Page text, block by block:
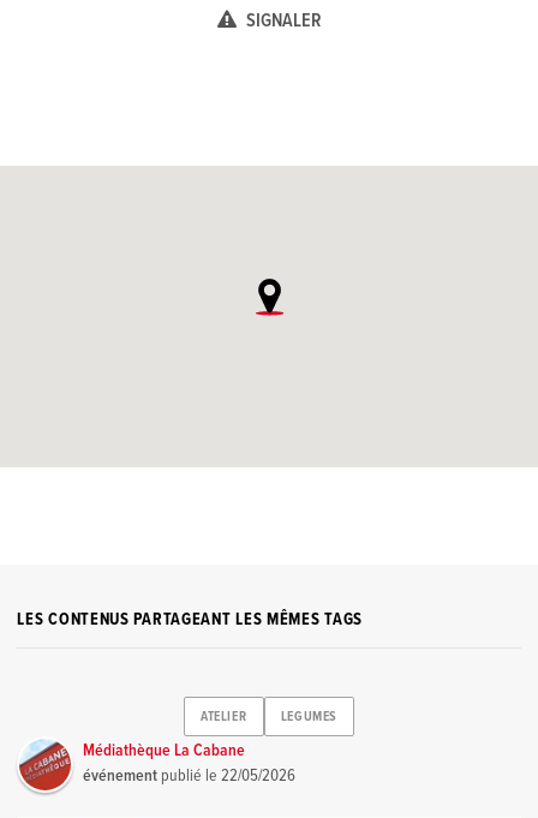
SIGNALER
LES CONTENUS PARTAGEANT LES MÊMES TAGS
ATELIER LEGUMES
Médiathèque La Cabane
événement publié le22/05/2026